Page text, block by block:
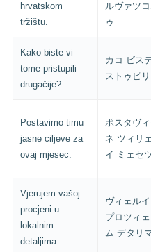
hrvatskom
tržištu.
ルヴァツ
ゥ
Kako biste vi
tome pristupili
drugačije?
カコ ビス
ストゥピ
Postavimo timu
jasne ciljeve za
ovaj mjesec.
ポスタヴ
ネ ツィリ
イ ミェセ
Vjerujem vašoj
procjeni u
lokalnim
detaljima.
ヴィェル
プロツィ
ム デタリ